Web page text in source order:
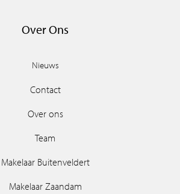
Over Ons
Nieuws
Contact
Over ons
Team
Makelaar Buitenveldert
Makelaar Zaandam